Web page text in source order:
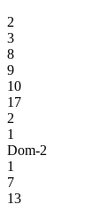
2
3
8
9
10
17
2
1
Dom-2
1
7
13